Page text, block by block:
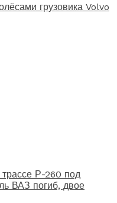
грузовика Volvo
Р-260 под
ВАЗ погиб, двое